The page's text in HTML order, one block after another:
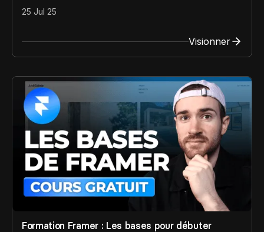
25 Jul 25
Visionner
Formation Framer : Les bases pour débuter